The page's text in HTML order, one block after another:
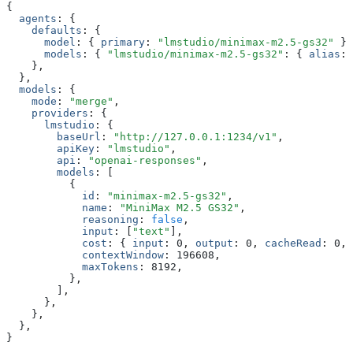
{
  agents
:
{
    defaults
:
{
      model
: { primary : "lmstudio/minimax-m2.5-gs32" }
      models
: { "lmstudio/minimax-m2.5-gs32" : { alias :
    }
,
  }
,
  models
:
{
    mode
: "merge" ,
    providers
:
{
      lmstudio
:
{
        baseUrl
: "http://127.0.0.1:1234/v1" ,
        apiKey
: "lmstudio" ,
        api
: "openai-responses" ,
        models
:
          {
            id
: "minimax-m2.5-gs32" ,
            name
: "MiniMax M2.5 GS32" ,
            reasoning
: false ,
            input
: "text"
,
            cost
: { input : 0 , output : 0 , cacheRead : 0 ,
            contextWindow
: 196608 ,
            maxTokens
: 8192 ,
          }
,
,
      }
,
    }
,
  }
,
}